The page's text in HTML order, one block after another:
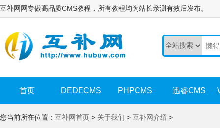
互补网网专做高品质CMS教程，所有教程均为站长亲测有效后发布。
首页 DEDECMS PHPCMS 迅睿CMS
您当前所在位置： 互补网首页 > 关于我们 > 互补网介绍 >